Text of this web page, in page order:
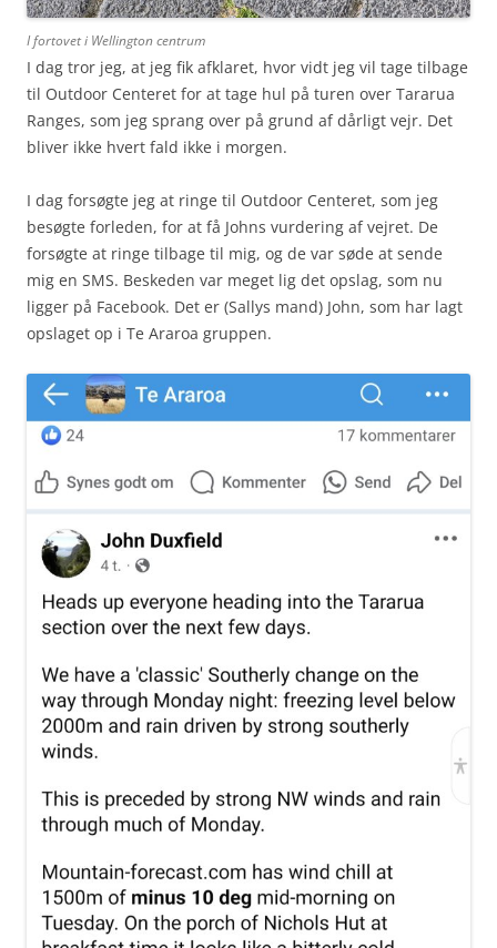
I fortovet i Wellington centrum
I dag tror jeg, at jeg fik afklaret, hvor vidt jeg vil tage tilbage
til Outdoor Centeret for at tage hul på turen over Tararua
Ranges, som jeg sprang over på grund af dårligt vejr. Det
bliver ikke hvert fald ikke i morgen.
I dag forsøgte jeg at ringe til Outdoor Centeret, som jeg
besøgte forleden, for at få Johns vurdering af vejret. De
forsøgte at ringe tilbage til mig, og de var søde at sende
mig en SMS. Beskeden var meget lig det opslag, som nu
ligger på Facebook. Det er (Sallys mand) John, som har lagt
opslaget op i Te Araroa gruppen.